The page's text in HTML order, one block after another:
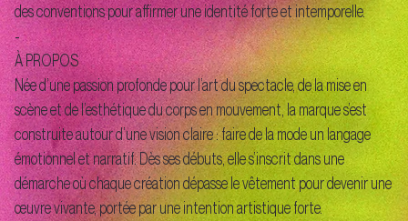
des conventions pour affirmer une identité forte et intemporelle.
-
À PROPOS
Née d’une passion profonde pour l’art du spectacle, de la mise en
scène et de l’esthétique du corps en mouvement, la marque s’est
construite autour d’une vision claire : faire de la mode un langage
émotionnel et narratif. Dès ses débuts, elle s’inscrit dans une
démarche où chaque création dépasse le vêtement pour devenir une
œuvre vivante, portée par une intention artistique forte.